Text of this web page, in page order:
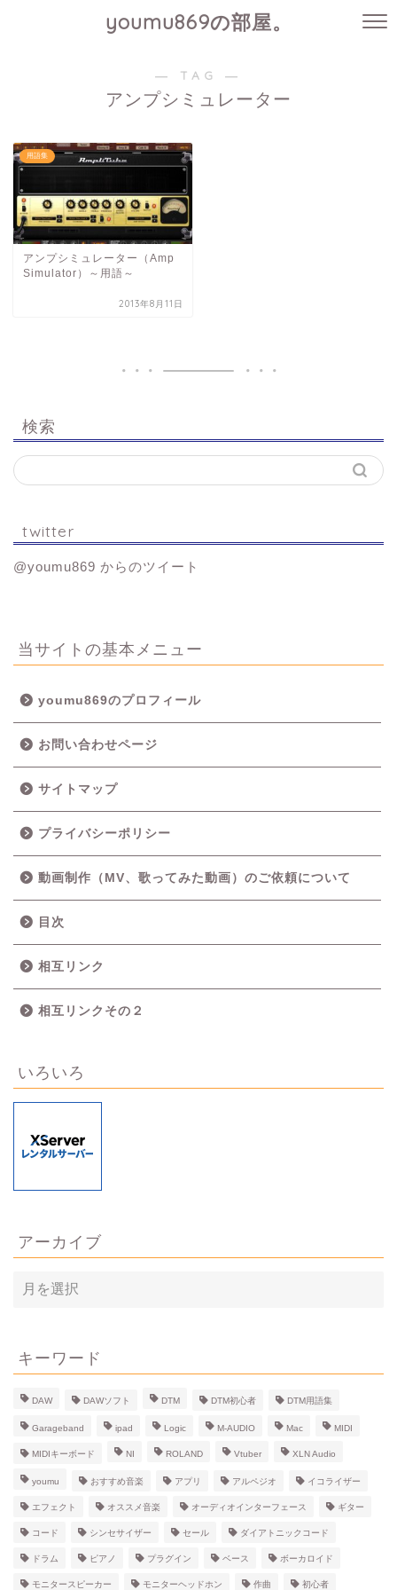
youmu869の部屋。
― TAG ―
アンプシミュレーター
用語集
アンプシミュレーター（Amp
Simulator）～用語～
2013年8月11日
検索
twitter
@youmu869 からのツイート
当サイトの基本メニュー
youmu869のプロフィール
お問い合わせページ
サイトマップ
プライバシーポリシー
動画制作（MV、歌ってみた動画）のご依頼について
目次
相互リンク
相互リンクその２
いろいろ
アーカイブ
ア
ー
ブ
キーワード
DAW DAWソフト DTM DTM初心者 DTM用語集
Garageband ipad Logic M-AUDIO Mac MIDI
MIDIキーボード NI ROLAND Vtuber XLN Audio
youmu おすすめ音楽 アプリ アルペジオ イコライザー
エフェクト オススメ音楽 オーディオインターフェース ギター
コード シンセサイザー セール ダイアトニックコード
ドラム ピアノ プラグイン ベース ボーカロイド
モニタースピーカー モニターヘッドホン 作曲 初心者